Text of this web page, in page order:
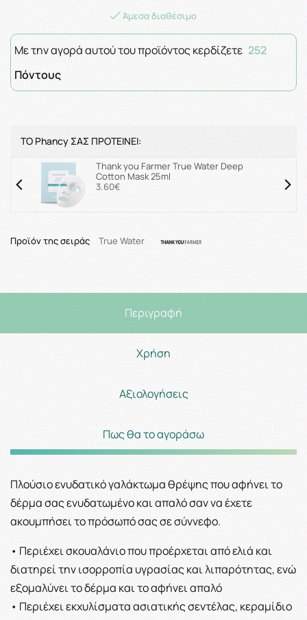
Άμεσα διαθέσιμο
Με την αγορά αυτού του προϊόντος κερδίζετε 252
Πόντους
ΤΟ Phancy ΣΑΣ ΠΡΟΤΕΙΝΕΙ:
Thank you Farmer True Water Deep
Cotton Mask 25ml
3.60€
Προϊόν της σειράς True Water
Περιγραφή
Χρήση
Αξιολογήσεις
Πως θα το αγοράσω
Πλούσιο ενυδατικό γαλάκτωμα θρέψης που αφήνει το
δέρμα σας ενυδατωμένο και απαλό σαν να έχετε
ακουμπήσει το πρόσωπό σας σε σύννεφο.
• Περιέχει σκουαλάνιο που προέρχεται από ελιά και
διατηρεί την ισορροπία υγρασίας και λιπαρότητας, ενώ
εξομαλύνει το δέρμα και το αφήνει απαλό
• Περιέχει εκχυλίσματα ασιατικής σεντέλας, κεραμίδιο